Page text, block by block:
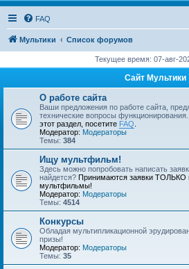
FAQ
Мультики Список форумов
Текущее время: 07-авг-
Сайт Мультики
О работе сайта
Ваши предложения по работе сайта,
технические вопросы функционирования.
этот раздел, посетите FAQ
Модератор: Модераторы
Темы: 384
Ищу мультфильм!
Здесь можно попробовать написать
найдется? Принимаются заявки ТОЛЬКО
мультфильмы!
Модератор: Модераторы
Темы: 4514
Конкурсы
Обладая мультипликационной
призы!
Модератор: Модераторы
Темы: 35